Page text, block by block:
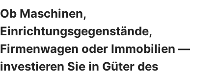
Ob Maschinen,
Einrichtungsgegenstände,
Firmenwagen oder Immobilien —
investieren Sie in Güter des